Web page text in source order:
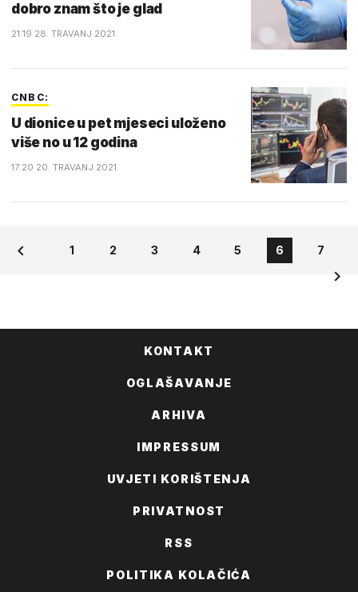
dobro znam što je glad
21:19 28. TRAVANJ 2021.
CNBC:
U dionice u pet mjeseci uloženo
više no u 12 godina
17:20 20. TRAVANJ 2021.
1 2 3 4 5 6 7
KONTAKT
OGLAŠAVANJE
ARHIVA
IMPRESSUM
UVJETI KORIŠTENJA
PRIVATNOST
RSS
POLITIKA KOLAČIĆA